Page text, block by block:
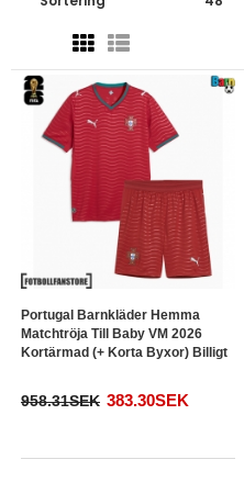
Portugal Barnkläder Hemma
Matchtröja Till Baby VM 2026
Kortärmad (+ Korta Byxor) Billigt
958.31SEK 383.30SEK